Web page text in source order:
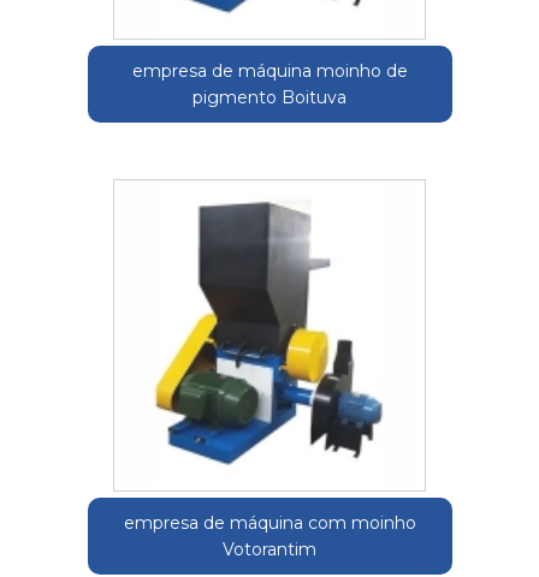
empresa de máquina moinho de
pigmento Boituva
empresa de máquina com moinho
Votorantim